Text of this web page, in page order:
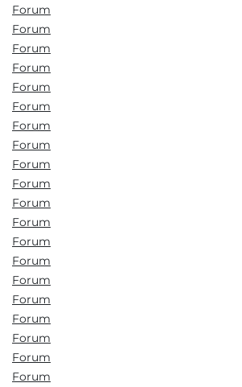
Forum
Forum
Forum
Forum
Forum
Forum
Forum
Forum
Forum
Forum
Forum
Forum
Forum
Forum
Forum
Forum
Forum
Forum
Forum
Forum